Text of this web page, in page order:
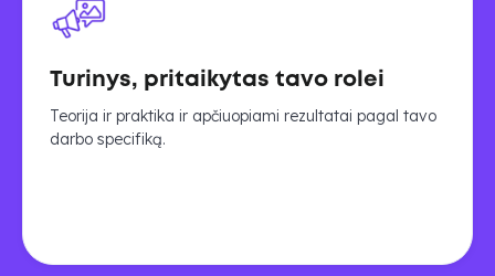
Turinys, pritaikytas tavo rolei
Teorija ir praktika ir apčiuopiami rezultatai pagal tavo
darbo specifiką.